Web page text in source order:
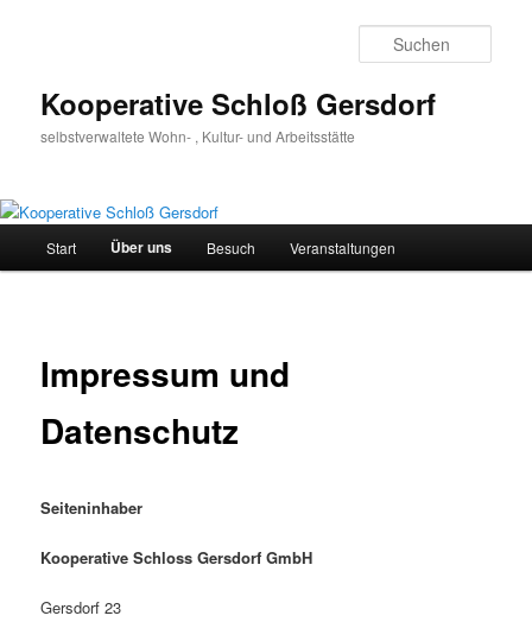
Kooperative Schloß Gersdorf
selbstverwaltete Wohn- , Kultur- und Arbeitsstätte
Start Über uns Besuch Veranstaltungen
Impressum und
Datenschutz
Seiteninhaber
Kooperative Schloss Gersdorf GmbH
Gersdorf 23